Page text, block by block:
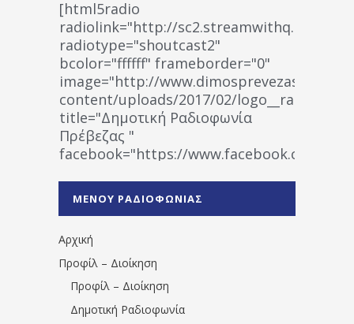
[html5radio
radiolink="http://
radiotype="shoutcast2"
bcolor="ffffff" frameborder="0"
image="http://www.dimosprevezas.gr/wp-
content/uploads/2017/02/
title="Δημοτική Ραδιοφωνία
Πρέβεζας "
facebook="https://www.facebook.com/
1531194763766854/" artist="" ]
ΜΕΝΟΥ ΡΑΔΙΟΦΩΝΙΑΣ
Αρχική
Προφίλ – Διοίκηση
Προφίλ – Διοίκηση
Δημοτική Ραδιοφωνία